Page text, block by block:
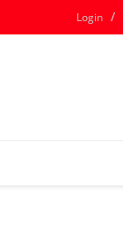
Login /